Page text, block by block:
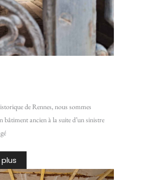
de Rennes, nous sommes
bâtiment ancien à la suite d’un sinistre